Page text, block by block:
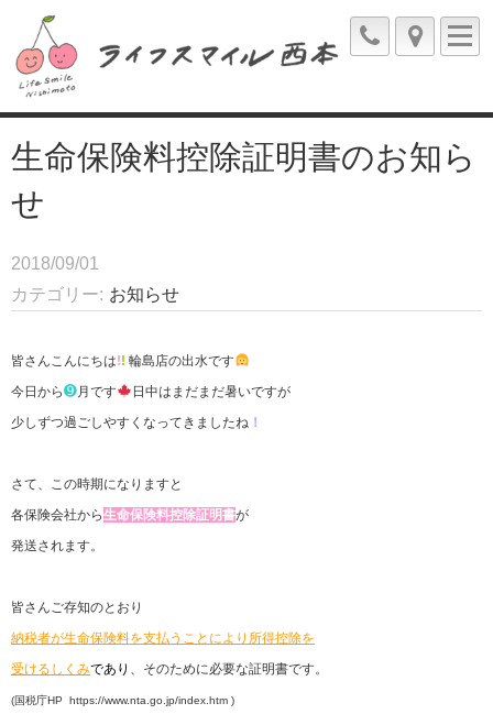
生命保険料控除証明書のお知ら
せ
2018/09/01
カテゴリー
お知らせ
皆さんこんにちは!! 輪島店の出水です
今日から➒月です
日中はまだまだ暑いですが
少しずつ過ごしやすくなってきましたね ！
さて、この時期になりますと
各保険会社から生命保険料控除証明書が
発送されます。
皆さんご存知のとおり
納税者が生命保険料を支払うことにより 所得控除を
受けるしくみであり 、そのために必要な証明書です。
(国税庁HP https://www.nta.go.jp/index.htm )